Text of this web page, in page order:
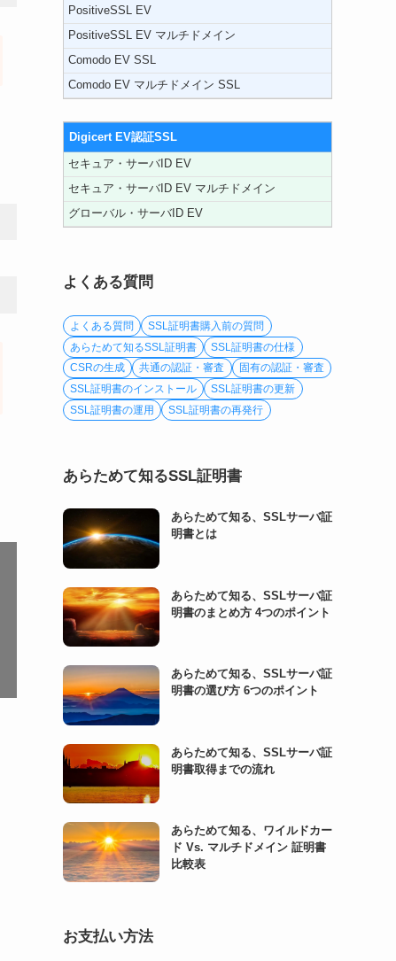
PositiveSSL EV
PositiveSSL EV マルチドメイン
Comodo EV SSL
Comodo EV マルチドメイン SSL
Digicert EV認証SSL
セキュア・サーバID EV
セキュア・サーバID EV マルチドメイン
グローバル・サーバID EV
よくある質問
よくある質問
SSL証明書購入前の質問
あらためて知るSSL証明書
SSL証明書の仕様
CSRの生成
共通の認証・審査
固有の認証・審査
SSL証明書のインストール
SSL証明書の更新
SSL証明書の運用
SSL証明書の再発行
あらためて知るSSL証明書
あらためて知る、SSLサーバ証
明書とは
あらためて知る、SSLサーバ証
明書のまとめ方 4つのポイント
あらためて知る、SSLサーバ証
明書の選び方 6つのポイント
あらためて知る、SSLサーバ証
明書取得までの流れ
あらためて知る、ワイルドカー
ド Vs. マルチドメイン 証明書
比較表
お支払い方法